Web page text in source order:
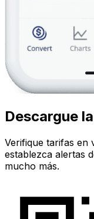
Descargue
Verifique tarifas en
establezca alertas
mucho más.